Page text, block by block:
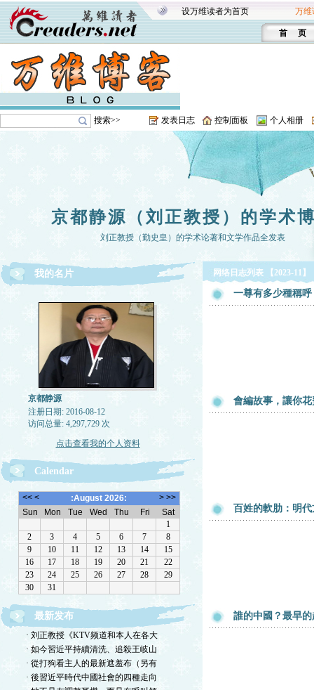
设万维读者为首页 万维
首 页
搜索>> 发表日志 控制面板 个人相册
京都静源（刘正教授）的学术
刘正教授（勤史皇）的学术论著和文学作品全发表
我的名片
京都静源
注册日期: 2016-08-12
访问总量: 4,297,729 次
点击查看我的个人资料
Calendar
最新发布
· 刘正教授《KTV频道和本人在各大
· 如今習近平持續清洗、追殺王岐山
· 從打狗看主人的最新遮羞布（另有
· 後習近平時代中國社會的四種走向
网络日志列表 【2023-11】
一尊有多少種稱
會編故事，讓你
百姓的軟肋：明
誰的中國？最早